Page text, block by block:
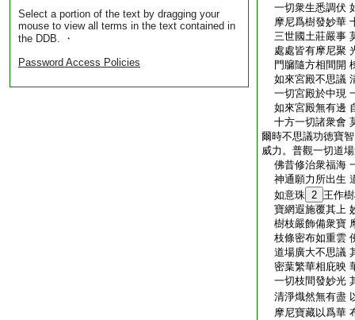
Select a portion of the text by dragging your
mouse to view all terms in the text contained in
the DDB. ・
Password Access Policies
一切衆生悉調伏
摩尼爲樹發妙華
三世國土莊嚴事
處處皆有摩尼聚
門牖隨方相間開
如來宮殿不思議
一切宮殿於中現
如來宮殿無有邊
十方一切諸衆會
爾時不思議功徳寶
威力。普觀一切道
佛昔修治衆福海
神通願力所出生
如意珠 2 王作
寶網遐施覆其上
樹枝嚴飾備衆寶
枝條密布如重雲
道場廣大不思議
密葉繁華相庇映
一切枝間發妙光
清淨熾然無有盡
摩尼寶藏以爲華